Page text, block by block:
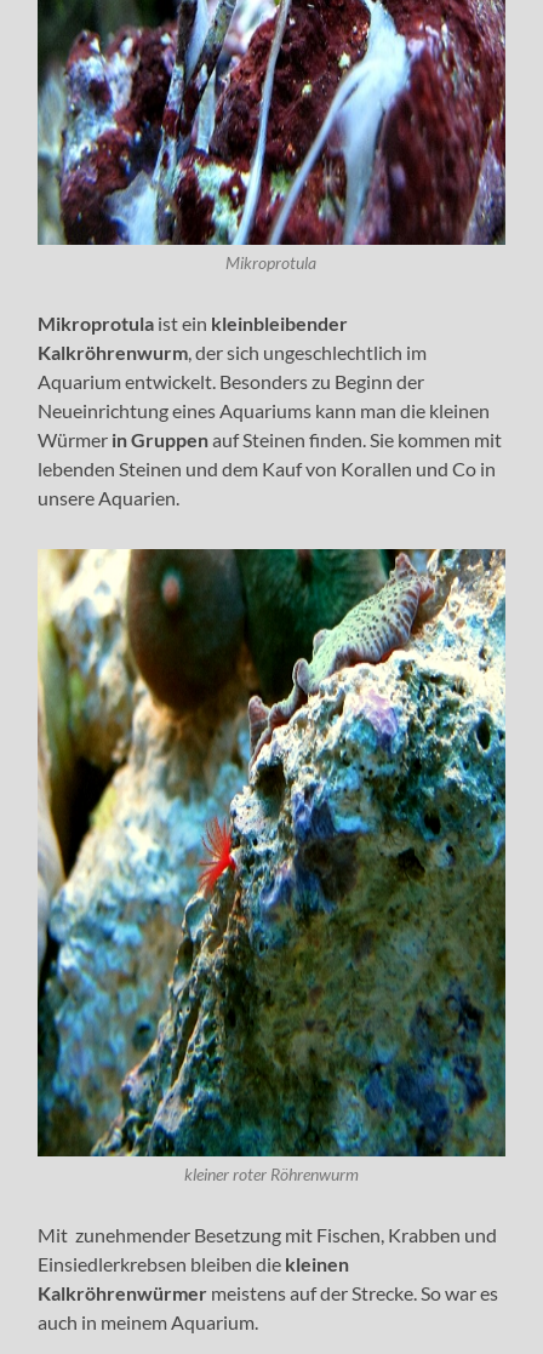
Mikroprotula
Mikroprotula ist ein kleinbleibender
Kalkröhrenwurm, der sich ungeschlechtlich im
Aquarium entwickelt. Besonders zu Beginn der
Neueinrichtung eines Aquariums kann man die kleinen
Würmer in Gruppenauf Steinen finden. Sie kommen mit
lebenden Steinen und dem Kauf von Korallen und Co in
unsere Aquarien.
kleiner roter Röhrenwurm
Mit zunehmender Besetzung mit Fischen, Krabben und
Einsiedlerkrebsen bleiben die kleinen
Kalkröhrenwürmer meistens auf der Strecke. So war es
auch in meinem Aquarium.